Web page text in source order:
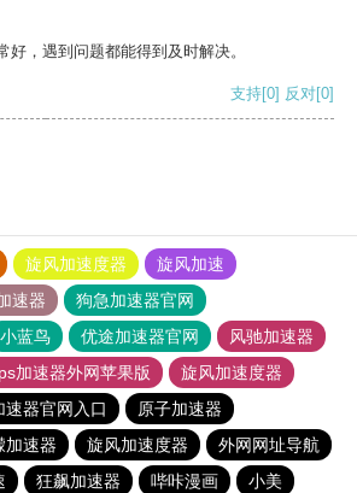
好，遇到问题都能得到及时解决。
支持[0] 反对[0]
旋风加速度器
旋风加速
速器
狗急加速器官网
小蓝鸟 优途加速器官网
风驰加速器
加速器外网苹果版
旋风加速度器
速器官网入口
原子加速器
加速器 旋风加速度器
外网网址导航
狂飙加速器 哔咔漫画
小美